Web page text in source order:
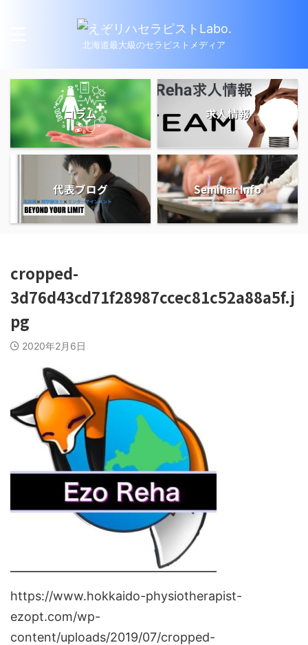
北海道最大級のセラピストメディア
コラム 求人情報
代表ブログ Seminar Info
cropped-
3d76d43cd71f28987ccec81c52a88a5f.j
pg
2020年2月6日
https://www.hokkaido-physiotherapist-
ezopt.com/wp-
content/uploads/2019/07/cropped-